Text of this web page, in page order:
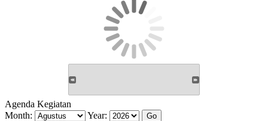
Agenda Kegiatan
Month:
Year: